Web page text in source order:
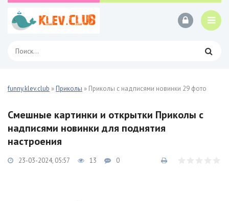
funny.klev.club »Приколы » Приколы с надписями новинки 29 фото
Смешные картинки и открытки Приколы с
надписями новинки для поднятия
настроения
23-03-2024, 05:57 13 0